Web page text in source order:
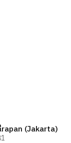
(Jakarta)